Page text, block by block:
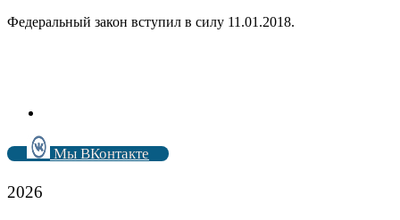
Федеральный закон вступил в силу 11.01.2018.
Мы ВКонтакте
2026